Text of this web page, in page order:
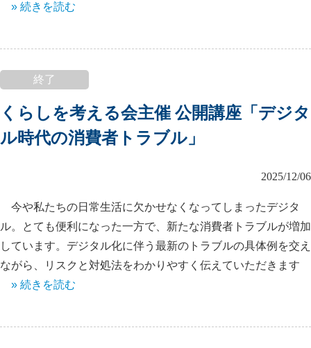
» 続きを読む
終了
くらしを考える会主催 公開講座「デジタ
ル時代の消費者トラブル」
2025/12/06
今や私たちの日常生活に欠かせなくなってしまったデジタ
ル。とても便利になった一方で、新たな消費者トラブルが増加
しています。デジタル化に伴う最新のトラブルの具体例を交え
ながら、リスクと対処法をわかりやすく伝えていただきます
» 続きを読む